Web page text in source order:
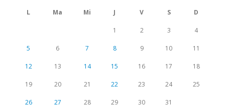
L Ma Mi J V S D
1 2 3 4
5 6 7 8 9 10 11
12 13 14 15 16 17 18
19 20 21 22 23 24 25
26 27 28 29 30 31